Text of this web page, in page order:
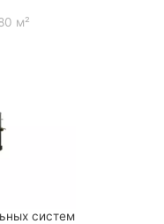
м²
систем